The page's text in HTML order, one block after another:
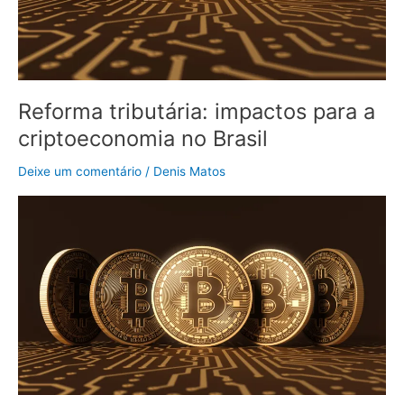
Reforma tributária: impactos para a
criptoeconomia no Brasil
Deixe um comentário / Denis Matos